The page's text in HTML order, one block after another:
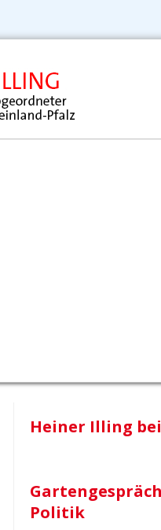
Heiner Illing
Politik